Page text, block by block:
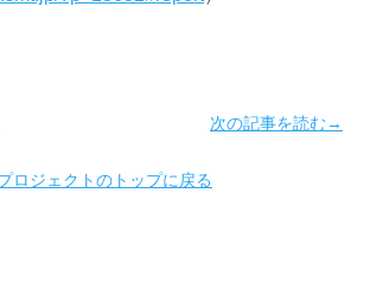
ロジェクトのトップに戻る
次の記事を読む→